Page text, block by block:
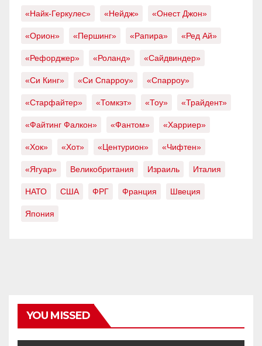
«Найк-Геркулес» «Нейдж» «Онест Джон»
«Орион» «Першинг» «Рапира» «Ред Ай»
«Рефорджер» «Роланд» «Сайдвиндер»
«Си Кинг» «Си Спарроу» «Спарроу»
«Старфайтер» «Томкэт» «Тоу» «Трайдент»
«Файтинг Фалкон» «Фантом» «Харриер»
«Хок» «Хот» «Центурион» «Чифтен»
«Ягуар» Великобритания Израиль Италия
НАТО США ФРГ Франция Швеция
Япония
YOU MISSED